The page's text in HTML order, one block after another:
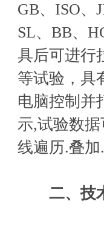
GB、ISO、
SL、BB、
具后可进行
等试验，具
电脑控制并
示,试验数
线遍历.叠
二、技